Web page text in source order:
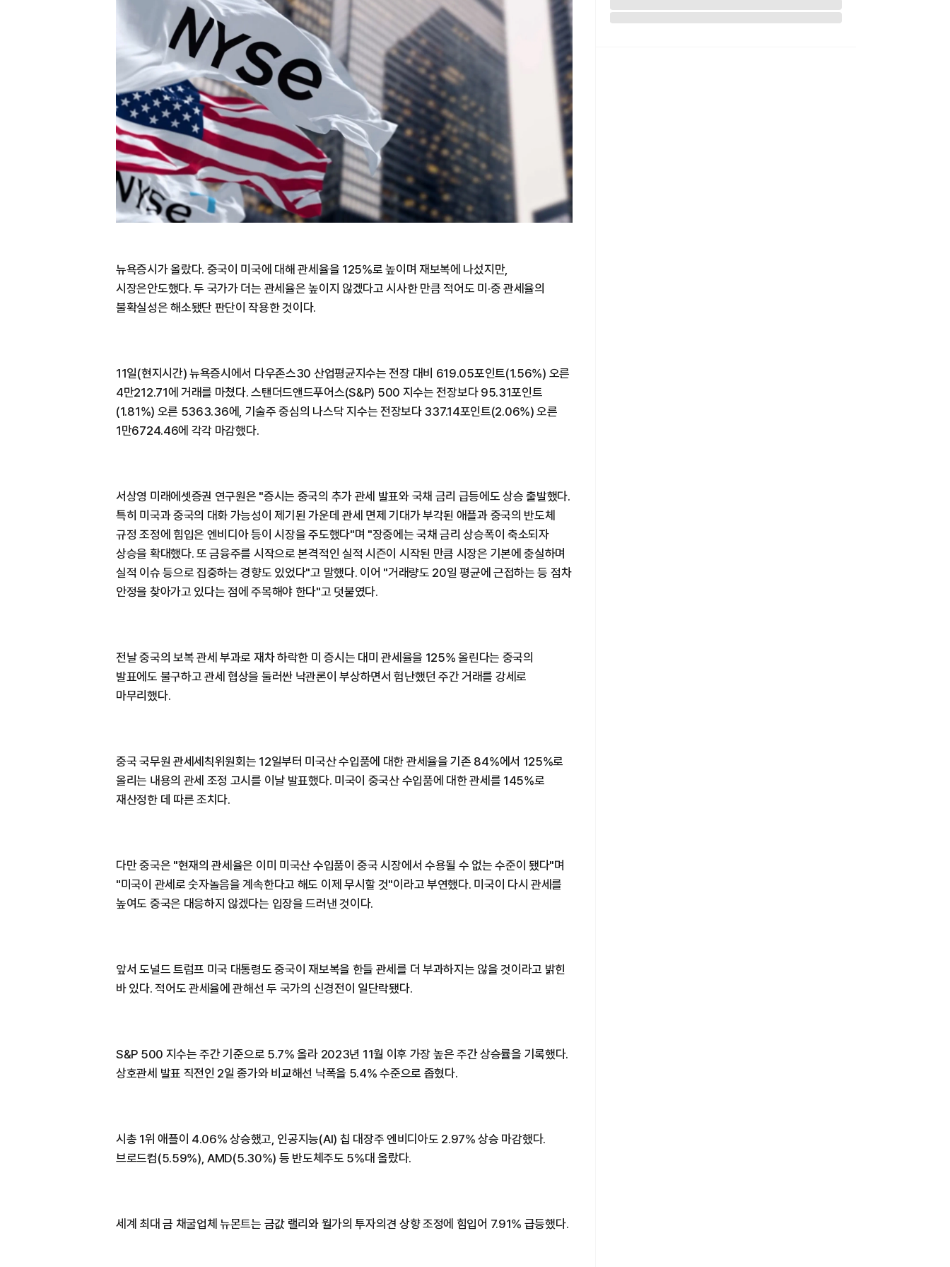
뉴욕증시가 올랐다. 중국이 미국에 대해 관세율을 125%로 높이며 재보복에 나섰지만,
시장은안도했다. 두 국가가 더는 관세율은 높이지 않겠다고 시사한 만큼 적어도 미·중 관세율의
불확실성은 해소됐단 판단이 작용한 것이다.
11일(현지시간) 뉴욕증시에서 다우존스30 산업평균지수는 전장 대비 619.05포인트(1.56%) 오른
4만212.71에 거래를 마쳤다. 스탠더드앤드푸어스(S&P) 500 지수는 전장보다 95.31포인트
(1.81%) 오른 5363.36에, 기술주 중심의 나스닥 지수는 전장보다 337.14포인트(2.06%) 오른
1만6724.46에 각각 마감했다.
서상영 미래에셋증권 연구원은 "증시는 중국의 추가 관세 발표와 국채 금리 급등에도 상승 출발했다.
특히 미국과 중국의 대화 가능성이 제기된 가운데 관세 면제 기대가 부각된 애플과 중국의 반도체
규정 조정에 힘입은 엔비디아 등이 시장을 주도했다"며 "장중에는 국채 금리 상승폭이 축소되자
상승을 확대했다. 또 금융주를 시작으로 본격적인 실적 시즌이 시작된 만큼 시장은 기본에 충실하며
실적 이슈 등으로 집중하는 경향도 있었다"고 말했다. 이어 "거래량도 20일 평균에 근접하는 등 점차
안정을 찾아가고 있다는 점에 주목해야 한다"고 덧붙였다.
전날 중국의 보복 관세 부과로 재차 하락한 미 증시는 대미 관세율을 125% 올린다는 중국의
발표에도 불구하고 관세 협상을 둘러싼 낙관론이 부상하면서 험난했던 주간 거래를 강세로
마무리했다.
중국 국무원 관세세칙위원회는 12일부터 미국산 수입품에 대한 관세율을 기존 84%에서 125%로
올리는 내용의 관세 조정 고시를 이날 발표했다. 미국이 중국산 수입품에 대한 관세를 145%로
재산정한 데 따른 조치다.
다만 중국은 "현재의 관세율은 이미 미국산 수입품이 중국 시장에서 수용될 수 없는 수준이 됐다"며
"미국이 관세로 숫자놀음을 계속한다고 해도 이제 무시할 것"이라고 부연했다. 미국이 다시 관세를
높여도 중국은 대응하지 않겠다는 입장을 드러낸 것이다.
앞서 도널드 트럼프 미국 대통령도 중국이 재보복을 한들 관세를 더 부과하지는 않을 것이라고 밝힌
바 있다. 적어도 관세율에 관해선 두 국가의 신경전이 일단락됐다.
S&P 500 지수는 주간 기준으로 5.7% 올라 2023년 11월 이후 가장 높은 주간 상승률을 기록했다.
상호관세 발표 직전인 2일 종가와 비교해선 낙폭을 5.4% 수준으로 좁혔다.
시총 1위 애플이 4.06% 상승했고, 인공지능(AI) 칩 대장주 엔비디아도 2.97% 상승 마감했다.
브로드컴(5.59%), AMD(5.30%) 등 반도체주도 5%대 올랐다.
세계 최대 금 채굴업체 뉴몬트는 금값 랠리와 월가의 투자의견 상향 조정에 힘입어 7.91% 급등했다.